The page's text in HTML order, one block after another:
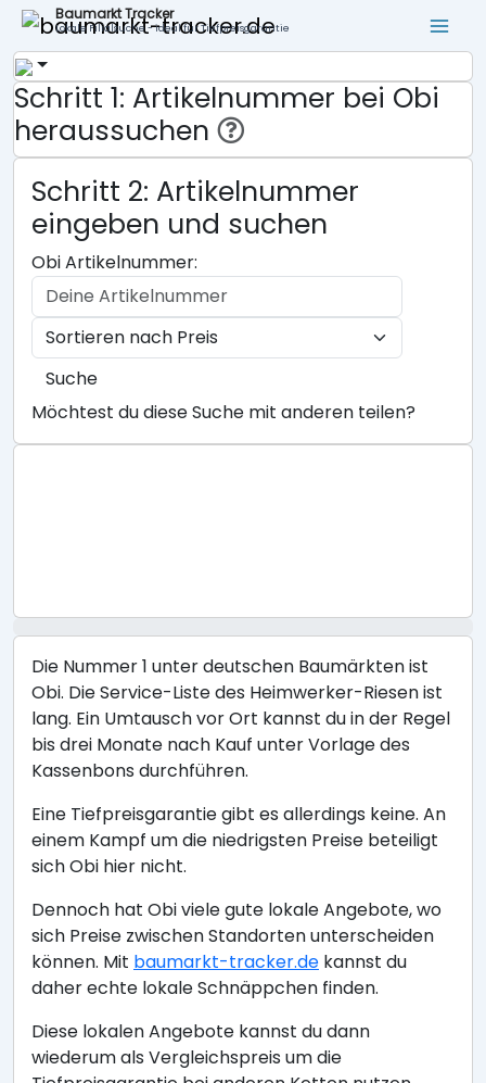
Baumarkt Tracker
Lokale Filialsuche - ideal für Tiefpreisgarantie
Schritt 1: Artikelnummer bei Obi
heraussuchen
Schritt 2: Artikelnummer
eingeben und suchen
Obi Artikelnummer:
Suche
Möchtest du diese Suche mit anderen teilen?
Die Nummer 1 unter deutschen Baumärkten ist
Obi. Die Service-Liste des Heimwerker-Riesen ist
lang. Ein Umtausch vor Ort kannst du in der Regel
bis drei Monate nach Kauf unter Vorlage des
Kassenbons durchführen.
Eine Tiefpreisgarantie gibt es allerdings keine. An
einem Kampf um die niedrigsten Preise beteiligt
sich Obi hier nicht.
Dennoch hat Obi viele gute lokale Angebote, wo
sich Preise zwischen Standorten unterscheiden
können. Mit baumarkt-tracker.de kannst du
daher echte lokale Schnäppchen finden.
Diese lokalen Angebote kannst du dann
wiederum als Vergleichspreis um die